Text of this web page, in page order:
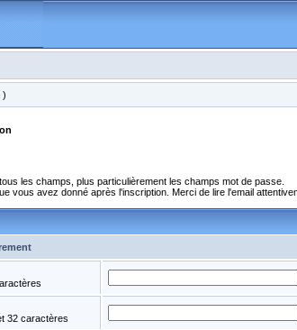
)
les champs, plus particulièrement les champs mot de passe.
vous avez donné après l'inscription. Merci de lire l'email
32 caractères